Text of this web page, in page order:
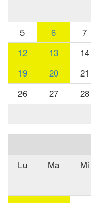
5
6 7
12
13 14
19
20 21
26
27 28
Lu
Ma Mi